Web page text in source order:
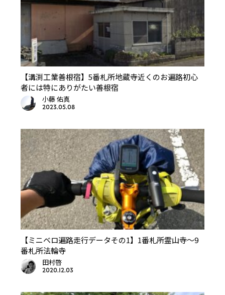
【溝渕工業善根宿】5番札所地蔵寺近くのお遍路初心
者には特にありがたい善根宿
小藤 佑真
2023.05.08
【ミニベロ遍路走行データその1】1番札所霊山寺〜9
番札所法輪寺
田村啓
2020.12.03